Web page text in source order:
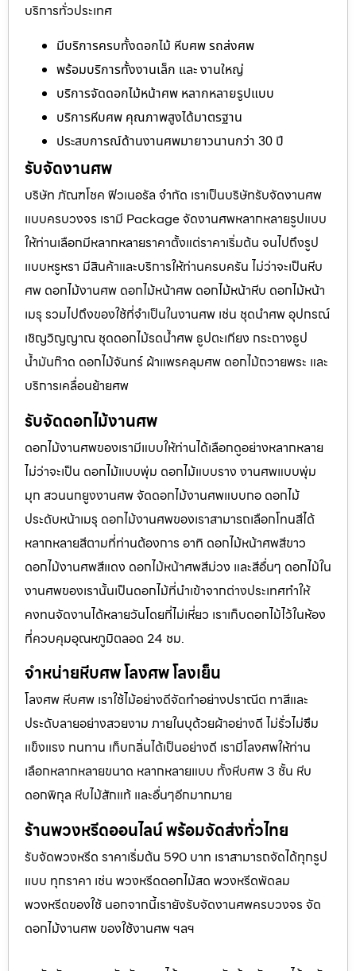
บริการทั่วประเทศ
มีบริการครบทั้งดอกไม้ หีบศพ รถส่งศพ
พร้อมบริการทั้งงานเล็ก และ งานใหญ่
บริการจัดดอกไม้หน้าศพ หลากหลายรูปแบบ
บริการหีบศพ คุณภาพสูงได้มาตรฐาน
ประสบการณ์ด้านงานศพมายาวนานกว่า 30 ปี
รับจัดงานศพ
บริษัท ภัณฑโชค ฟิวเนอรัล จำกัด เราเป็นบริษัทรับจัดงานศพ
แบบครบวงจร เรามี Package จัดงานศพหลากหลายรูปแบบ
ให้ท่านเลือกมีหลากหลายราคาตั้งแต่ราคาเริ่มต้น จนไปถึงรูป
แบบหรูหรา มีสินค้าและบริการให้ท่านครบครัน ไม่ว่าจะเป็นหีบ
ศพ ดอกไม้งานศพ ดอกไม้หน้าศพ ดอกไม้หน้าหีบ ดอกไม้หน้า
เมรุ รวมไปถึงของใช้ที่จำเป็นในงานศพ เช่น ชุดนำศพ อุปกรณ์
เชิญวิญญาณ ชุดดอกไม้รดน้ำศพ ธูปตะเกียง กระถางธูป
น้ำมันก๊าด ดอกไม้จันทร์ ผ้าแพรคลุมศพ ดอกไม้ถวายพระ และ
บริการเคลื่อนย้ายศพ
รับจัดดอกไม้งานศพ
ดอกไม้งานศพของเรามีแบบให้ท่านได้เลือกดูอย่างหลากหลาย
ไม่ว่าจะเป็น ดอกไม้แบบพุ่ม ดอกไม้แบบราง งานศพแบบพุ่ม
มุก สวนนกยูงงานศพ จัดดอกไม้งานศพแบบกอ ดอกไม้
ประดับหน้าเมรุ ดอกไม้งานศพของเราสามารถเลือกโทนสีได้
หลากหลายสีตามที่ท่านต้องการ อาทิ ดอกไม้หน้าศพสีขาว
ดอกไม้งานศพสีแดง ดอกไม้หน้าศพสีม่วง และสีอื่นๆ ดอกไม้ใน
งานศพของเรานั้นเป็นดอกไม้ที่นำเข้าจากต่างประเทศทำให้
คงทนจัดงานได้หลายวันโดยที่ไม่เหี่ยว เราเก็บดอกไม้ไว้ในห้อง
ที่ควบคุมอุณหภูมิตลอด 24 ชม.
จำหน่ายหีบศพ โลงศพ โลงเย็น
โลงศพ หีบศพ เราใช้ไม้อย่างดีจัดทำอย่างปราณีต ทาสีและ
ประดับลายอย่างสวยงาม ภายในบุด้วยผ้าอย่างดี ไม่รั่วไม่ซึม
แข็งแรง ทนทาน เก็บกลิ่นได้เป็นอย่างดี เรามีโลงศพให้ท่าน
เลือกหลากหลายขนาด หลากหลายแบบ ทั้งหีบศพ 3 ชั้น หีบ
ดอกพิกุล หีบไม้สักแท้ และอื่นๆอีกมากมาย
ร้านพวงหรีดออนไลน์ พร้อมจัดส่งทั่วไทย
รับจัดพวงหรีด ราคาเริ่มต้น 590 บาท เราสามารถจัดได้ทุกรูป
แบบ ทุกราคา เช่น พวงหรีดดอกไม้สด พวงหรีดพัดลม
พวงหรีดของใช้ นอกจากนี้เรายังรับจัดงานศพครบวงจร จัด
ดอกไม้งานศพ ของใช้งานศพ ฯลฯ